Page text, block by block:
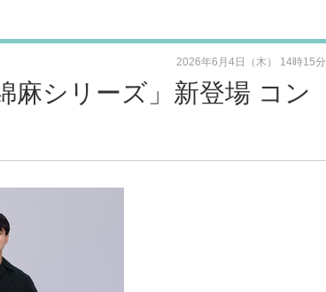
麻シリーズ」新登場 コン
2026年6月4日（木） 14時15分